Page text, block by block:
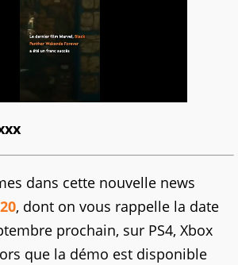
dans cette nouvelle news
, dont on vous rappelle la date
prochain, sur PS4, Xbox
que la démo est disponible